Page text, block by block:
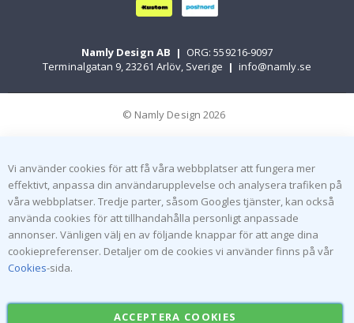
Namly Design AB | ORG: 559216-9097
Terminalgatan 9, 23261 Arlöv, Sverige | info@namly.se
© Namly Design 2026
Vi använder cookies för att få våra webbplatser att fungera mer
effektivt, anpassa din användarupplevelse och analysera trafiken på
våra webbplatser. Tredje parter, såsom Googles tjänster, kan också
använda cookies för att tillhandahålla personligt anpassade
annonser. Vänligen välj en av följande knappar för att ange dina
cookiepreferenser. Detaljer om de cookies vi använder finns på vår
Cookies-sida.
ACCEPTERA COOKIES